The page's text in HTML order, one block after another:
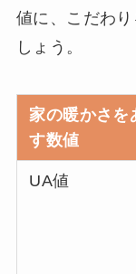
値に、こだわ
しょう。
家の暖かさを
す数値
UA値